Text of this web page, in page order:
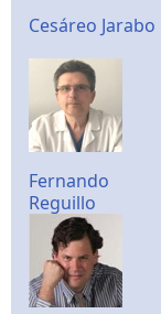
Cesáreo Jarabo
Fernando
Reguillo